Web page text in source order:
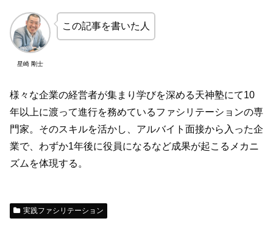
星崎 剛士
この記事を書いた人
様々な企業の経営者が集まり学びを深める天神塾にて10
年以上に渡って進行を務めているファシリテーションの専
門家。そのスキルを活かし、アルバイト面接から入った企
業で、わずか1年後に役員になるなど成果が起こるメカニ
ズムを体現する。
実践ファシリテーション